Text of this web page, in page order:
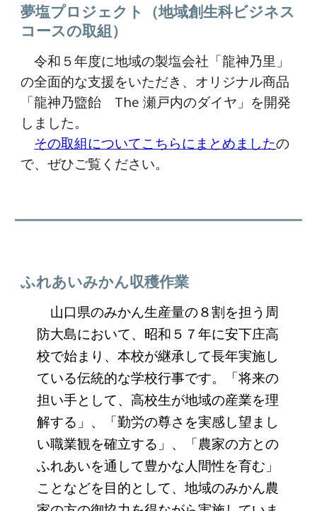
夢塩プロジェクト（地域創生科ビジネス
コースの取組）
令和５年度に地域の製塩会社「龍神乃里」
の全面的な支援をいただき、オリジナル商品
「龍神乃盬飴 The 瀬戸内のダイヤ」を開発
しました。
その取組についてこちらにまとめましたの
で、ぜひご覧ください。
ふれあいみかん収穫作業
山口県のみかん生産量の８割を担う周
防大島において、昭和５７年に安下庄高
校で始まり、本校が継承して長年実施し
ている伝統的な学校行事です。「将来の
担い手として、高校生が地域の産業を理
解する」、「勤労の尊さを実感し望まし
い職業観を確立する」、「農家の方との
ふれあいを通して豊かな人間性を育む」
ことなどを目的として、地域のみかん農